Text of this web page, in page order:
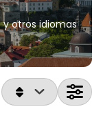
y otros idiomas